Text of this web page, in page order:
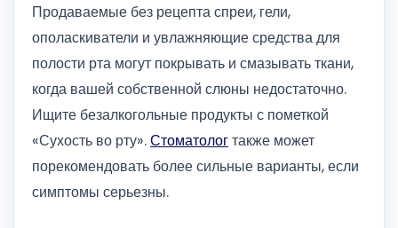
Продаваемые без рецепта спреи, гели,
ополаскиватели и увлажняющие средства для
полости рта могут покрывать и смазывать ткани,
когда вашей собственной слюны недостаточно.
Ищите безалкогольные продукты с пометкой
«Сухость во рту».Стоматологтакже может
порекомендовать более сильные варианты, если
симптомы серьезны.